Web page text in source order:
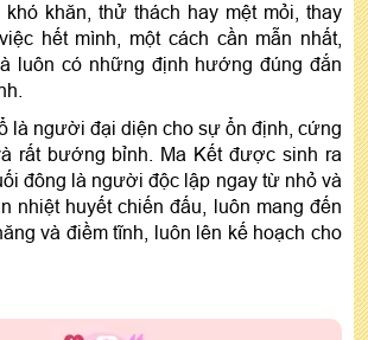
khăn, thử thách hay mệt mỏi, thay
hết mình, một cách cần mẫn nhất,
luôn có những định hướng đúng đắn
là người đại diện cho sự ổn định, cứng
rất bướng bỉnh. Ma Kết được sinh ra
đông là người độc lập ngay từ nhỏ và
nhiệt huyết chiến đấu, luôn mang đến
và điềm tĩnh, luôn lên kế hoạch cho